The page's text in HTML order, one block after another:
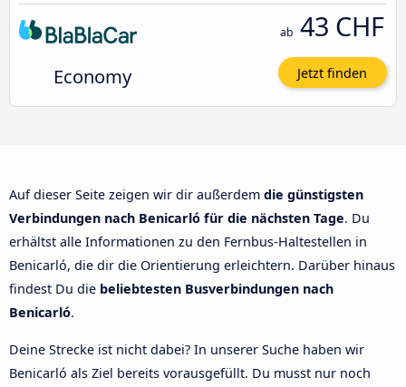
Economy
ab 43 CHF
Jetzt finden
Auf dieser Seite zeigen wir dir außerdem die günstigsten
Verbindungen nach Benicarló für die nächsten Tage. Du
erhältst alle Informationen zu den Fernbus-Haltestellen in
Benicarló, die dir die Orientierung erleichtern. Darüber hinaus
findest Du die beliebtesten Busverbindungen nach
Benicarló.
Deine Strecke ist nicht dabei? In unserer Suche haben wir
Benicarló als Ziel bereits vorausgefüllt. Du musst nur noch